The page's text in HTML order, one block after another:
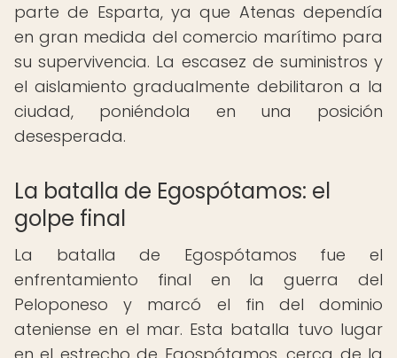
parte de Esparta, ya que Atenas dependía
en gran medida del comercio marítimo para
su supervivencia. La escasez de suministros y
el aislamiento gradualmente debilitaron a la
ciudad, poniéndola en una posición
desesperada.
La batalla de Egospótamos: el
golpe final
La batalla de Egospótamos fue el
enfrentamiento final en la guerra del
Peloponeso y marcó el fin del dominio
ateniense en el mar. Esta batalla tuvo lugar